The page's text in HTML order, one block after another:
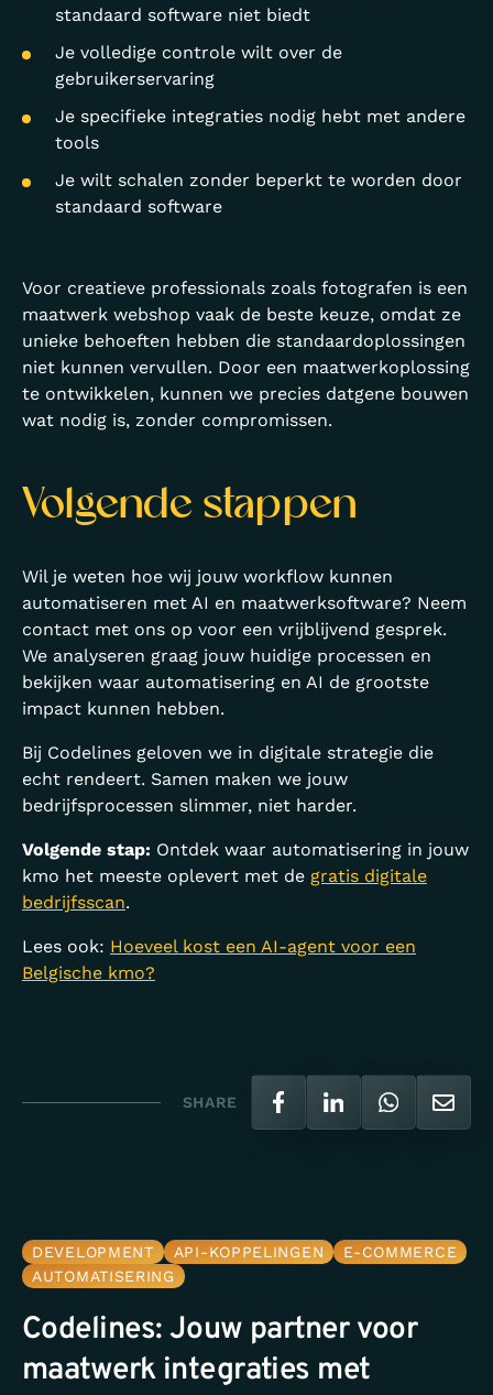
standaard software niet biedt
Je volledige controle wilt over de
gebruikerservaring
Je specifieke integraties nodig hebt met andere
tools
Je wilt schalen zonder beperkt te worden door
standaard software
Voor creatieve professionals zoals fotografen is een
maatwerk webshop vaak de beste keuze, omdat ze
unieke behoeften hebben die standaardoplossingen
niet kunnen vervullen. Door een maatwerkoplossing
te ontwikkelen, kunnen we precies datgene bouwen
wat nodig is, zonder compromissen.
Volgende stappen
Wil je weten hoe wij jouw workflow kunnen
automatiseren met AI en maatwerksoftware? Neem
contact met ons op voor een vrijblijvend gesprek.
We analyseren graag jouw huidige processen en
bekijken waar automatisering en AI de grootste
impact kunnen hebben.
Bij Codelines geloven we in digitale strategie die
echt rendeert. Samen maken we jouw
bedrijfsprocessen slimmer, niet harder.
Volgende stap: Ontdek waar automatisering in jouw
kmo het meeste oplevert met de gratis digitale
bedrijfsscan.
Lees ook: Hoeveel kost een AI-agent voor een
Belgische kmo?
SHARE
DEVELOPMENT API-KOPPELINGEN
E-COMMERCE
AUTOMATISERING
Codelines: Jouw partner voor
maatwerk integraties met